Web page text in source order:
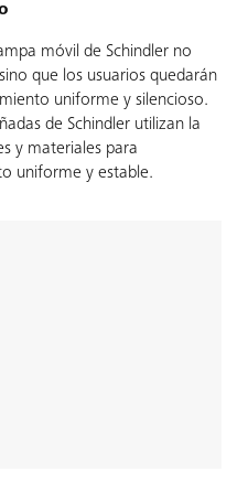
móvil de Schindler no
que los usuarios quedarán
uniforme y silencioso.
de Schindler utilizan la
y materiales para
uniforme y estable.